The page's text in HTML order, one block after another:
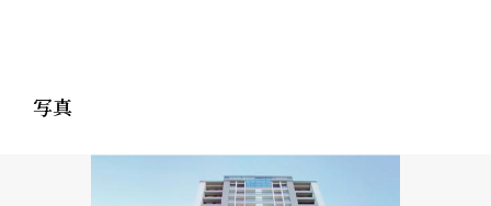
写真